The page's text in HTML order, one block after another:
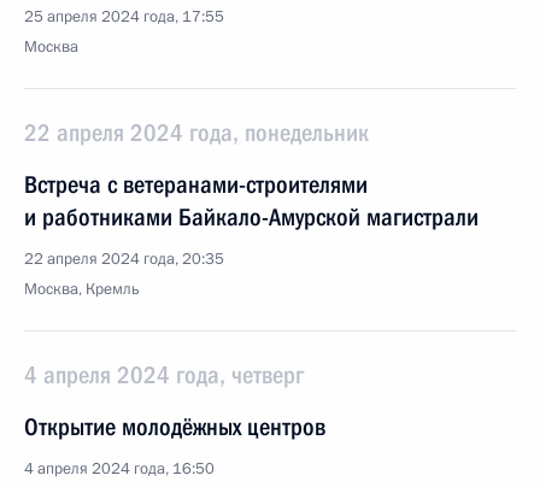
25 апреля 2024 года, 17:55
Москва
22 апреля 2024 года, понедельник
Встреча с ветеранами-строителями
и работниками Байкало-Амурской магистрали
22 апреля 2024 года, 20:35
Москва, Кремль
4 апреля 2024 года, четверг
Открытие молодёжных центров
4 апреля 2024 года, 16:50